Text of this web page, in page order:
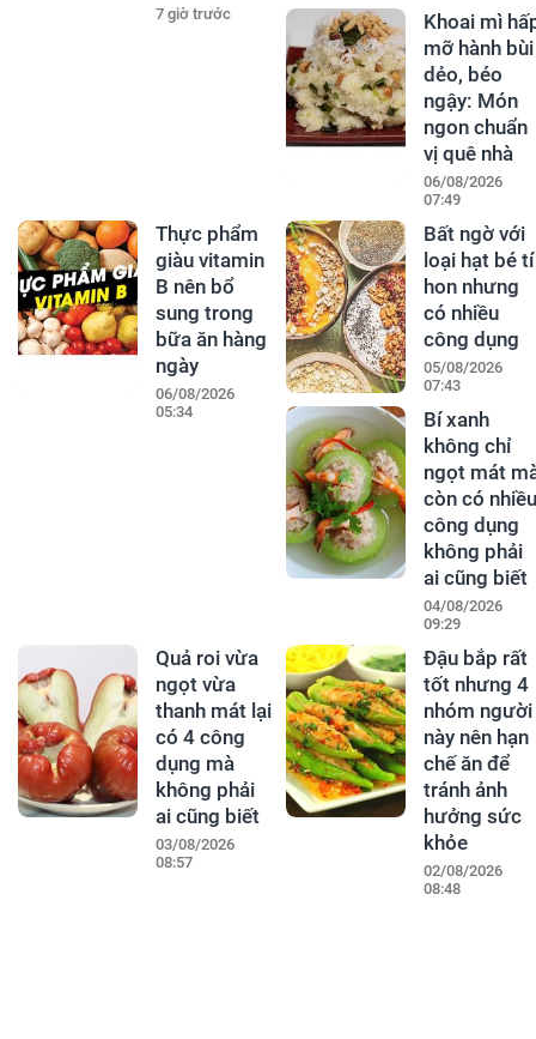
7 giờ trước
Khoai mì
mỡ hành bùi
dẻo, béo
ngậy: Món
ngon chuẩn
vị quê nhà
06/08/2026
07:49
Thực phẩm
giàu vitamin
B nên bổ
sung trong
bữa ăn hàng
ngày
06/08/2026
05:34
Bất ngờ với
loại hạt bé tí
hon nhưng
có nhiều
công dụng
05/08/2026
07:43
Bí xanh
không chỉ
ngọt mát
còn có nhiều
công dụng
không phải
ai cũng biết
04/08/2026
09:29
Quả roi vừa
ngọt vừa
thanh mát lại
có 4 công
dụng mà
không phải
ai cũng biết
03/08/2026
08:57
Đậu bắp rất
tốt nhưng 4
nhóm người
này nên hạn
chế ăn để
tránh ảnh
hưởng sức
khỏe
02/08/2026
08:48